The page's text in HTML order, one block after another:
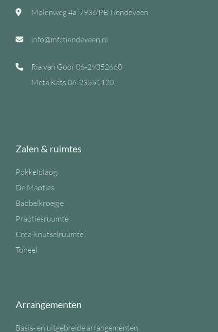
Molenweg 4a, 7936 PB Tiendeveen
info@mfctiendeveen.nl
Ria van Goor06-29352660
Meta Kats 06-23551120
Zalen & ruimtes
Pokkelplaog
De Maoties
Babbelkroegje
Praotiesruumte
Crea-knutselruumte
Toneel
Arrangementen
Basis- en uitgebreide arrangementen